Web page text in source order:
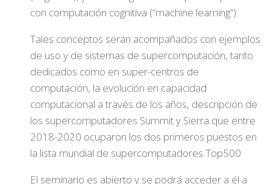
con computación cognitiva (“machine learning”).
Tales conceptos serán acompañados con ejemplos
de uso y de sistemas de supercomputación, tanto
dedicados como en super-centros de
computación, la evolución en capacidad
computacional a través de los años, descripción de
los supercomputadores Summit y Sierra que entre
2018-2020 ocuparon los dos primeros puestos en
la lista mundial de supercomputadores Top500
El seminario es abierto y se podrá acceder a él a